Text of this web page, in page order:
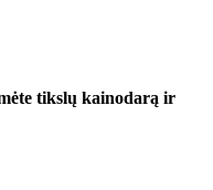
tikslų kainodarą ir